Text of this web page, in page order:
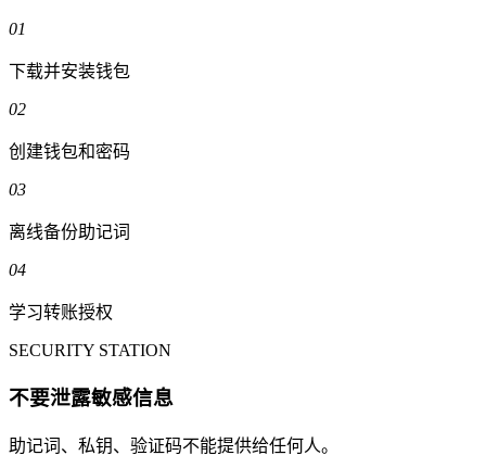
01
下载并安装钱包
02
创建钱包和密码
03
离线备份助记词
04
学习转账授权
SECURITY STATION
不要泄露敏感信息
助记词、私钥、验证码不能提供给任何人。